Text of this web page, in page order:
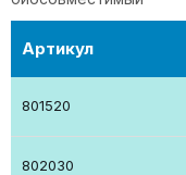
Артикул
801520
802030